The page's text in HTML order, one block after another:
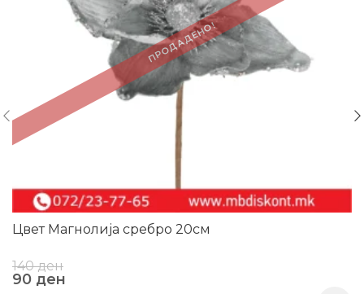
ПРОДАДЕНО!
Цвет Магнолија сребро 20см
140ден
90 ден